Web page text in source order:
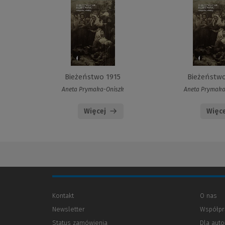
Bieżeństwo 1915
Aneta Prymaka-Oniszk
Więcej
Aneta
Kontakt
Newsletter
Status zamówienia
O nas
Dla